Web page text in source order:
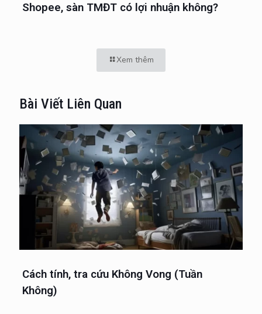
Shopee, sàn TMĐT có lợi nhuận không?
Xem thêm
Bài Viết Liên Quan
Cách tính, tra cứu Không Vong (Tuần
Không)